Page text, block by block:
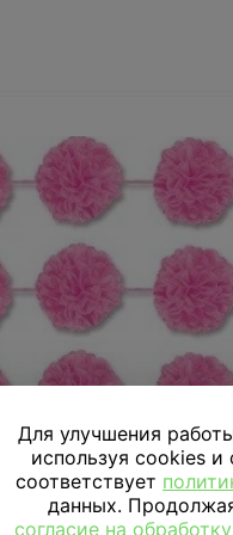
помпоны Ярко-
2 штуки
Для улучшения
используя cookies
соответствует
данных.
согласие на